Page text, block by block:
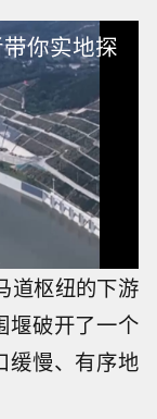
你实地探
道枢纽的下游
堰破开了一个
缓慢、有序地